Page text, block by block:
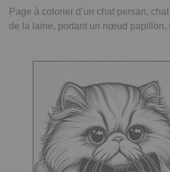
Page à colorier d’un chat persan,
de la laine, portant un nœud papillon,